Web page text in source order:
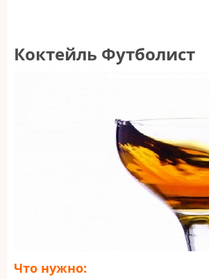
Коктейль Футболист
Что нужно: